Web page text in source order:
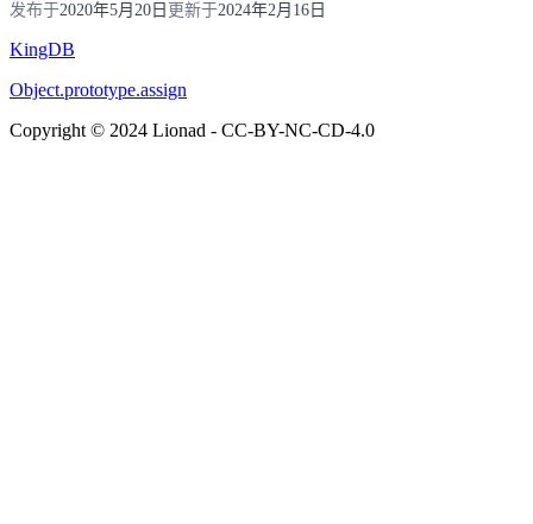
发布于2020年5月20日 更新于2024年2月16日
KingDB
Object.prototype.assign
Copyright © 2024 Lionad - CC-BY-NC-CD-4.0